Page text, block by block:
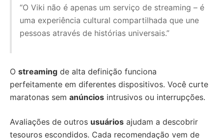
“O Viki não é apenas um serviço de streaming – é
uma experiência cultural compartilhada que une
pessoas através de histórias universais.”
O streaming de alta definição funciona
perfeitamente em diferentes dispositivos. Você curte
maratonas sem anúncios intrusivos ou interrupções.
Avaliações de outros usuários ajudam a descobrir
tesouros escondidos. Cada recomendação vem de